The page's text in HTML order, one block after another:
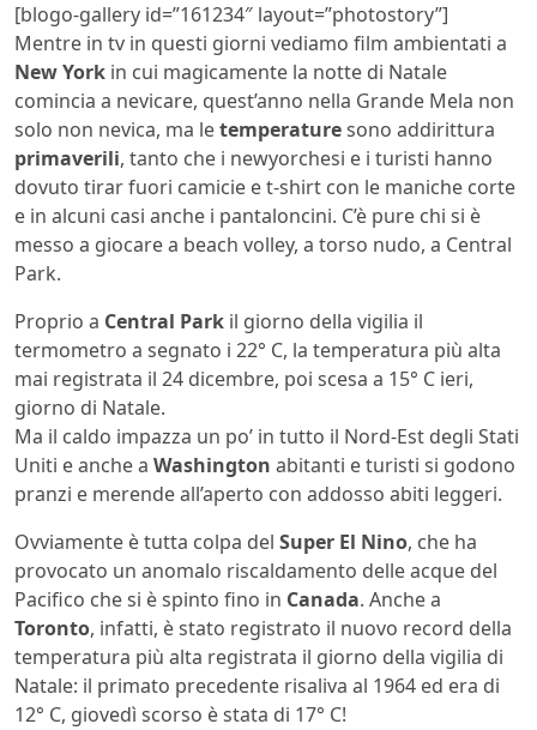
[blogo-gallery id=”161234″ layout=”photostory”]
Mentre in tv in questi giorni vediamo film ambientati a
New York in cui magicamente la notte di Natale
comincia a nevicare, quest’anno nella Grande Mela non
solo non nevica, ma letemperaturesono addirittura
primaverili, tanto che i newyorchesi e i turisti hanno
dovuto tirar fuori camicie e t-shirt con le maniche corte
e in alcuni casi anche i pantaloncini. C’è pure chi si è
messo a giocare a beach volley, a torso nudo, a Central
Park.
Proprio a Central Park il giorno della vigilia il
termometro a segnato i 22° C, la temperatura più alta
mai registrata il 24 dicembre, poi scesa a 15° C ieri,
giorno di Natale.
Ma il caldo impazza un po’ in tutto il Nord-Est degli Stati
Uniti e anche a Washington abitanti e turisti si godono
pranzi e merende all’aperto con addosso abiti leggeri.
Ovviamente è tutta colpa del Super El Nino, che ha
provocato un anomalo riscaldamento delle acque del
Pacifico che si è spinto fino in Canada. Anche a
Toronto, infatti, è stato registrato il nuovo record della
temperatura più alta registrata il giorno della vigilia di
Natale: il primato precedente risaliva al 1964 ed era di
12° C, giovedì scorso è stata di 17° C!